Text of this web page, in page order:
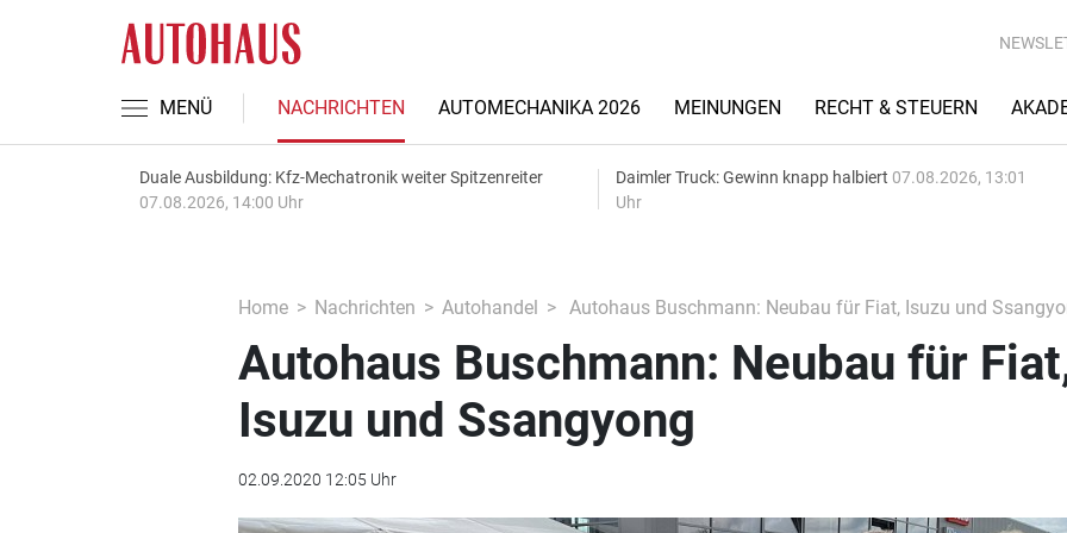
MENÜ NACHRICHTEN AUTOMECHANIKA 2026 MEINUNGEN RECHT & STEUERN
Duale Ausbildung: Kfz-Mechatronik weiter Spitzenreiter
07.08.2026, 14:00 Uhr
Daimler Truck: Gewinn knapp halbiert 07.08.2026, 13:01
Uhr
Home Nachrichten Autohandel Autohaus Buschmann: Neubau für Fiat, Isuzu und
Autohaus Buschmann: Neubau für
Isuzu und Ssangyong
02.09.2020 12:05 Uhr